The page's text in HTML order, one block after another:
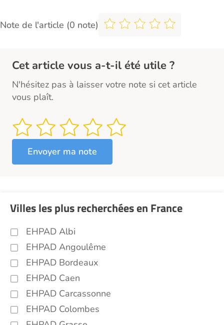
Villes les plus recherchées en France
EHPAD Albi
EHPAD Angoulême
EHPAD Bordeaux
EHPAD Caen
EHPAD Carcassonne
EHPAD Colombes
Note de l'article (0 note)
Cet article vous a-t-il été utile ?
N'hésitez pas à laisser votre note si cet article
vous plaît.